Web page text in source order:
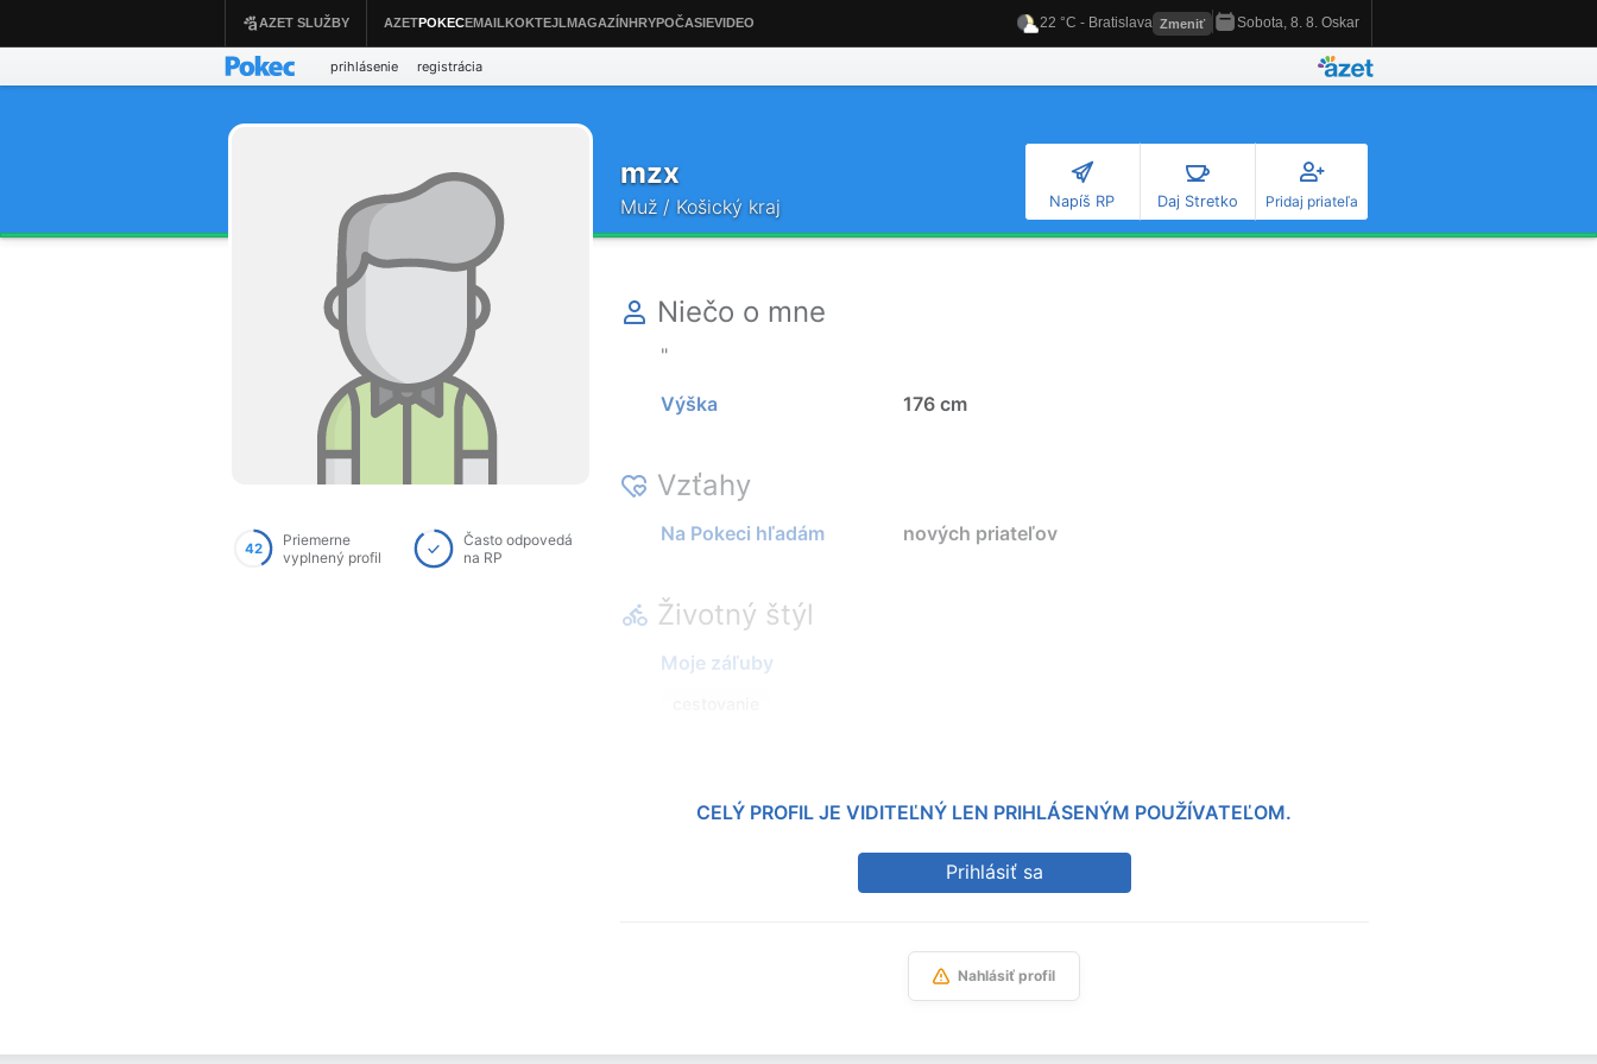
mzx
Muž / Košický kraj Napíš RP Daj Stretko Pridaj priateľa
42
Priemerne
vyplnený profil
Často odpovedá
na RP
Niečo o mne
"
Výška 176 cm
Vzťahy
Na Pokeci hľadám nových priateľov
Životný štýl
Moje záľuby
CELÝ PROFIL JE VIDITEĽNÝ LEN PRIHLÁSENÝM POUŽÍVATEĽOM.
Prihlásiť sa
Nahlásiť profil
prihlásenie registrácia